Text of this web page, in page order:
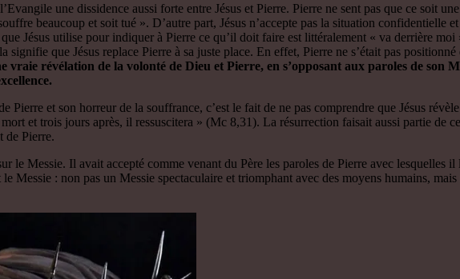
une dissidence aussi forte entre Jésus et Pierre. Pierre ne sent pas que ce soit
beaucoup et soit tué ». D’autre part, Jésus n’accepte pas la situation confidentielle
Jésus utilise pour indiquer à Pierre ce qu’il doit faire est littéralement « va derrière moi
signifie que Jésus replace Pierre à sa juste place. En effet, Pierre ne s’était pas
vraie révélation de la volonté de Dieu et Pierre, en s’opposant aux paroles de son
Pierre et son horreur de la souffrance, c’est le fait de ne pas comprendre que Jésus
et trois jours après, il ressuscitera » (Mc 8,31). La résurrection faisait aussi partie de
de Pierre.
le Messie. Il avait accepté comme venant du Père les paroles de Pierre avec
Messie : non pas un Messie spectaculaire et triomphant avec des moyens humains,